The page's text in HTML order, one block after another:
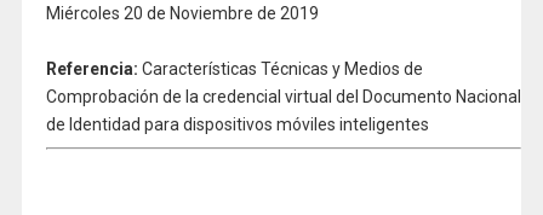
Miércoles 20 de Noviembre de 2019
Referencia: Características Técnicas y Medios de
Comprobación de la credencial virtual del Documento Nacional
de Identidad para dispositivos móviles inteligentes